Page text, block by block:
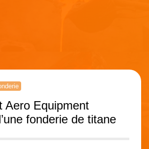
Aero Equipment
fonderie de titane